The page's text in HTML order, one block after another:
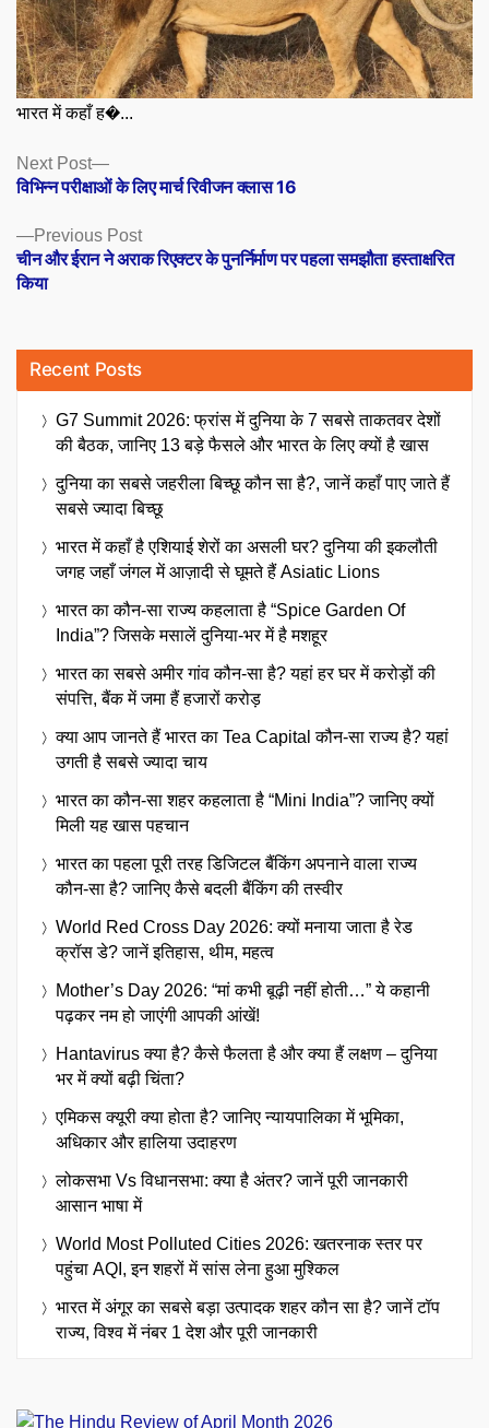
भारत में कहाँ ह�...
Posts
navigation
Previous PostPrevious
post:
चीन और ईरान ने अराक रिएक्टर के पुनर्निर्माण पर पहला समझौता हस्ताक्षरित
किया
Next Post
Next
post:
विभिन्न परीक्षाओं के लिए मार्च रिवीजन क्लास 16
Recent Posts
G7 Summit 2026: फ्रांस में दुनिया के 7 सबसे ताकतवर देशों
की बैठक, जानिए 13 बड़े फैसले और भारत के लिए क्यों है खास
दुनिया का सबसे जहरीला बिच्छू कौन सा है?, जानें कहाँ पाए जाते हैं
सबसे ज्यादा बिच्छू
भारत में कहाँ है एशियाई शेरों का असली घर? दुनिया की इकलौती
जगह जहाँ जंगल में आज़ादी से घूमते हैं Asiatic Lions
भारत का कौन-सा राज्य कहलाता है “Spice Garden Of
India”? जिसके मसालें दुनिया-भर में है मशहूर
भारत का सबसे अमीर गांव कौन-सा है? यहां हर घर में करोड़ों की
संपत्ति, बैंक में जमा हैं हजारों करोड़
क्या आप जानते हैं भारत का Tea Capital कौन-सा राज्य है? यहां
उगती है सबसे ज्यादा चाय
भारत का कौन-सा शहर कहलाता है “Mini India”? जानिए क्यों
मिली यह खास पहचान
भारत का पहला पूरी तरह डिजिटल बैंकिंग अपनाने वाला राज्य
कौन-सा है? जानिए कैसे बदली बैंकिंग की तस्वीर
World Red Cross Day 2026: क्यों मनाया जाता है रेड
क्रॉस डे? जानें इतिहास, थीम, महत्व
Mother’s Day 2026: “मां कभी बूढ़ी नहीं होती…” ये कहानी
पढ़कर नम हो जाएंगी आपकी आंखें!
Hantavirus क्या है? कैसे फैलता है और क्या हैं लक्षण – दुनिया
भर में क्यों बढ़ी चिंता?
एमिकस क्यूरी क्या होता है? जानिए न्यायपालिका में भूमिका,
अधिकार और हालिया उदाहरण
लोकसभा Vs विधानसभा: क्या है अंतर? जानें पूरी जानकारी
आसान भाषा में
World Most Polluted Cities 2026: खतरनाक स्तर पर
पहुंचा AQI, इन शहरों में सांस लेना हुआ मुश्किल
भारत में अंगूर का सबसे बड़ा उत्पादक शहर कौन सा है? जानें टॉप
राज्य, विश्व में नंबर 1 देश और पूरी जानकारी